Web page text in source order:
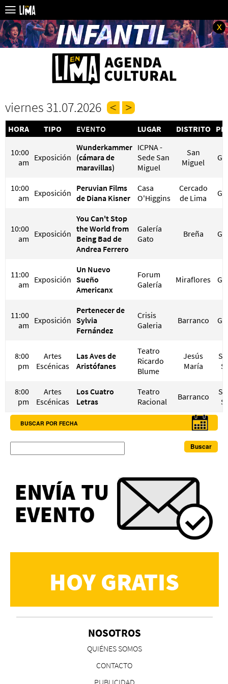
x
viernes 31.07.2026
HORA TIPO EVENTO LUGAR DISTRITO
10:00
am Exposición
Wunderkammer
(cámara de
maravillas)
ICPNA -
Sede San
Miguel
San
Miguel
10:00
am Exposición Peruvian Films
de Diana Kisner
Casa
O'Higgins
Cercado
de Lima
10:00
am Exposición
You Can't Stop
the World from
Being Bad de
Andrea Ferrero
Galería
Gato
Breña
11:00
am Exposición
Un Nuevo
Sueño
Americanx
Forum
Galería
Miraflores
11:00
am Exposición
Pertenecer de
Sylvia
Fernández
Crisis
Galeria
Barranco
8:00
pm
Artes
Escénicas
Las Aves de
Aristófanes
Teatro
Ricardo
Blume
Jesús
María
S/
8:00
pm
Artes
Escénicas
Los Cuatro
Letras
Teatro
Racional
Barranco
S/
BUSCAR POR FECHA
HOY GRATIS
NOSOTROS
QUIÉNES SOMOS
CONTACTO